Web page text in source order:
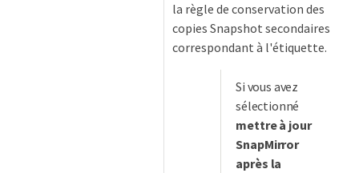
la règle de conservation des
copies Snapshot secondaires
correspondant à l'étiquette.
Si vous avez
sélectionné
mettre à jour
SnapMirror
après la